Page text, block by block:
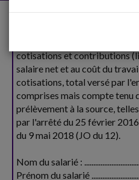
Modèle de bulletin de
L'exemple ci-dessous illustre
cotisations et contributions
salaire net et au coût du
cotisations, total versé par
comprises mais compte tenu
prélèvement à la source,
par l'arrêté du 25 février
du 9 mai 2018 (JO du 12).
Nom du salarié :
Prénom du salarié